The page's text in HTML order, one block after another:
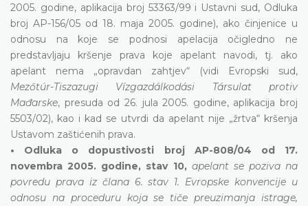
2005. godine, aplikacija broj 53363/99 i Ustavni sud, Odluka
broj AP-156/05 od 18. maja 2005. godine), ako činjenice u
odnosu na koje se podnosi apelacija očigledno ne
predstavljaju kršenje prava koje apelant navodi, tj. ako
apelant nema „opravdan zahtjev“ (vidi Evropski sud,
Mezőtúr-Tiszazugi Vízgazdálkodási Társulat protiv
Mađarske, presuda od 26. jula 2005. godine, aplikacija broj
5503/02), kao i kad se utvrdi da apelant nije „žrtva“ kršenja
Ustavom zaštićenih prava.
• Odluka o dopustivosti broj AP-808/04 od 17.
novembra 2005. godine, stav 10, apelant se poziva na
povredu prava iz člana 6. stav 1. Evropske konvencije u
odnosu na proceduru koja se tiče preuzimanja istrage,